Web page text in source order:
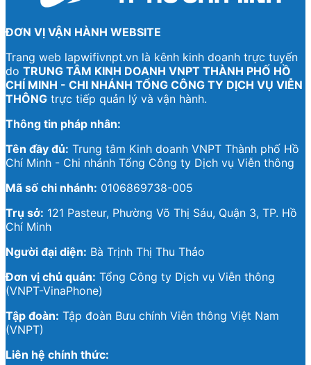
ĐƠN VỊ VẬN HÀNH WEBSITE
Trang web lapwifivnpt.vn là kênh kinh doanh trực tuyến
do TRUNG TÂM KINH DOANH VNPT THÀNH PHỐ HỒ
CHÍ MINH - CHI NHÁNH TỔNG CÔNG TY DỊCH VỤ VIỄN
THÔNG trực tiếp quản lý và vận hành.
Thông tin pháp nhân:
Tên đầy đủ: Trung tâm Kinh doanh VNPT Thành phố Hồ
Chí Minh - Chi nhánh Tổng Công ty Dịch vụ Viễn thông
Mã số chi nhánh: 0106869738-005
Trụ sở: 121 Pasteur, Phường Võ Thị Sáu, Quận 3, TP. Hồ
Chí Minh
Người đại diện: Bà Trịnh Thị Thu Thảo
Đơn vị chủ quản: Tổng Công ty Dịch vụ Viễn thông
(VNPT-VinaPhone)
Tập đoàn: Tập đoàn Bưu chính Viễn thông Việt Nam
(VNPT)
Liên hệ chính thức: